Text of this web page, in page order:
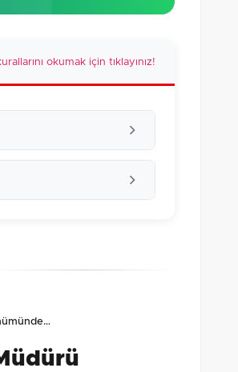
okumak için tıklayınız!